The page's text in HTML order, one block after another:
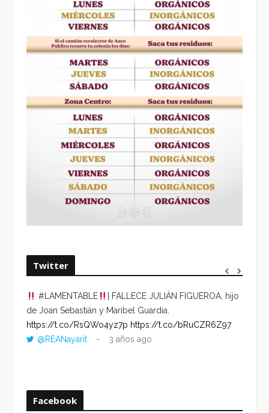
Twitter
#LAMENTABLE
| FALLECE JULIÁN FIGUEROA, hijo
de Joan Sebastián y Maribel Guardia.
https://t.co/RsQWo4yz7p https://t.co/bRuCZR6Z97
@REANayarit
3 años ago
Facebook